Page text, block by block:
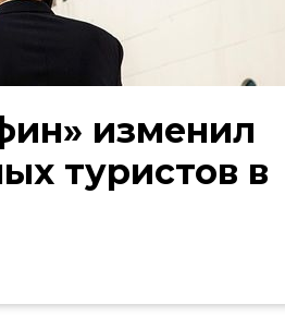
изменил
туристов в